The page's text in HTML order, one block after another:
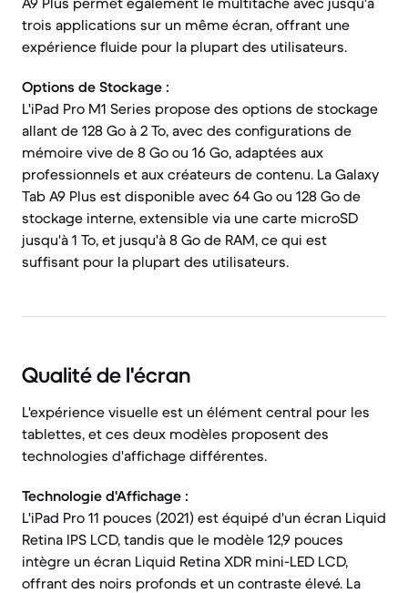
trois applications sur un même écran, offrant une
expérience fluide pour la plupart des utilisateurs.
Options de Stockage :
L'iPad Pro M1 Series propose des options de stockage
allant de 128 Go à 2 To, avec des configurations de
mémoire vive de 8 Go ou 16 Go, adaptées aux
professionnels et aux créateurs de contenu. La Galaxy
Tab A9 Plus est disponible avec 64 Go ou 128 Go de
stockage interne, extensible via une carte microSD
jusqu'à 1 To, et jusqu'à 8 Go de RAM, ce qui est
suffisant pour la plupart des utilisateurs.
Qualité de l'écran
L'expérience visuelle est un élément central pour les
tablettes, et ces deux modèles proposent des
technologies d'affichage différentes.
Technologie d'Affichage :
L'iPad Pro 11 pouces (2021) est équipé d'un écran Liquid
Retina IPS LCD, tandis que le modèle 12,9 pouces
intègre un écran Liquid Retina XDR mini-LED LCD,
offrant des noirs profonds et un contraste élevé. La